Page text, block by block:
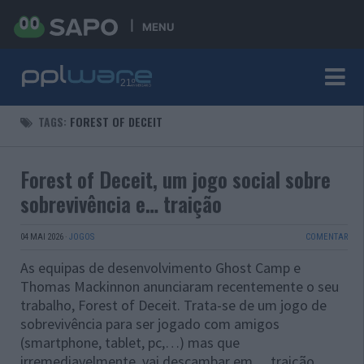
MENU
TAGS: FOREST OF DECEIT
Forest of Deceit, um jogo social sobre
sobrevivência e… traição
04 MAI 2026 · JOGOS COMENTAR
As equipas de desenvolvimento Ghost Camp e
Thomas Mackinnon anunciaram recentemente o seu
trabalho, Forest of Deceit. Trata-se de um jogo de
sobrevivência para ser jogado com amigos
(smartphone, tablet, pc,…) mas que